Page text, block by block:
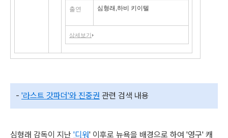
출연 심형래,하비 키이텔
상세보기
- '라스트 갓파더'와 진중권 관련 검색 내용
심형래 감독이 지난 '디워' 이후로 뉴욕을 배경으로 하여 '영구' 캐